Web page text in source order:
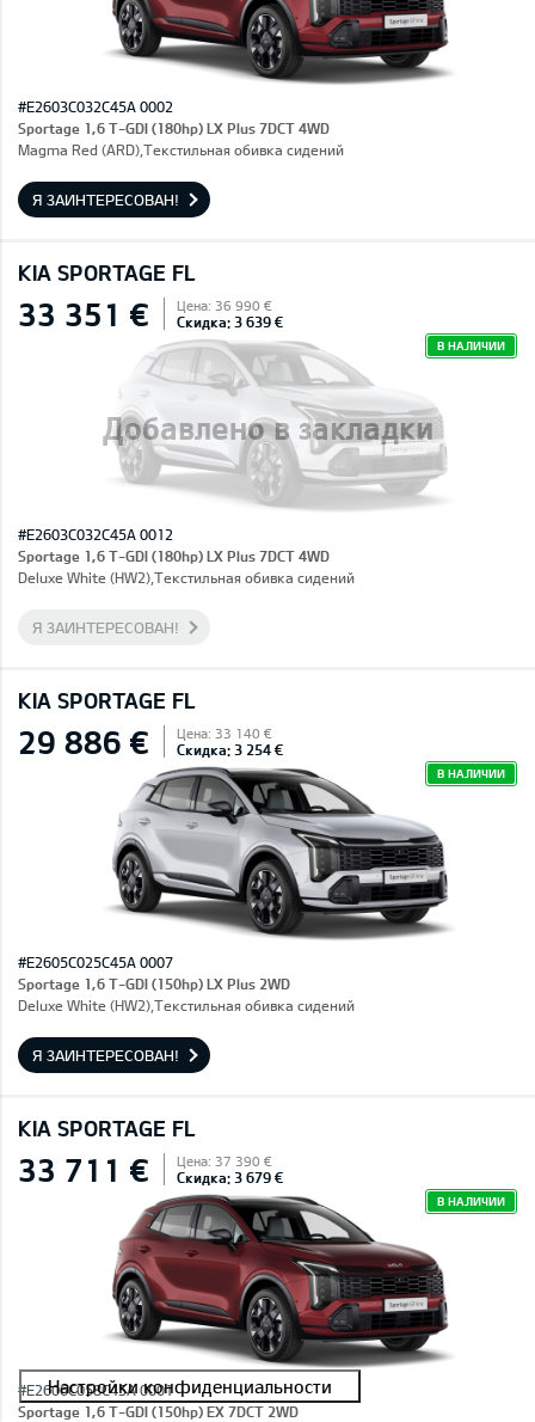
#E2603C032C45A 0002
Sportage 1,6 T-GDI (180hp) LX Plus 7DCT 4WD
Magma Red (ARD),Текстильная обивка сидений
Я ЗАИНТЕРЕСОВАН!
KIA SPORTAGE FL
Добавлено в закладки
33 351 € Цена: 36 990 €
Скидка: 3 639 €
В НАЛИЧИИ
#E2603C032C45A 0012
Sportage 1,6 T-GDI (180hp) LX Plus 7DCT 4WD
Deluxe White (HW2),Текстильная обивка сидений
Я ЗАИНТЕРЕСОВАН!
KIA SPORTAGE FL
29 886 € Цена: 33 140 €
Скидка: 3 254 €
В НАЛИЧИИ
#E2605C025C45A 0007
Sportage 1,6 T-GDI (150hp) LX Plus 2WD
Deluxe White (HW2),Текстильная обивка сидений
Я ЗАИНТЕРЕСОВАН!
KIA SPORTAGE FL
33 711 € Цена: 37 390 €
Скидка: 3 679 €
В НАЛИЧИИ
#E2606C058C45A 0001
Sportage 1,6 T-GDI (150hp) EX 7DCT 2WD